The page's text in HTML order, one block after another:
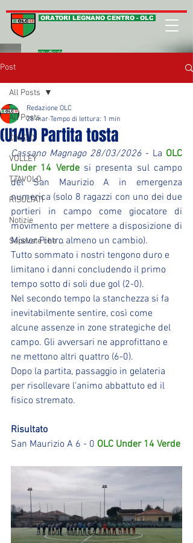
ORATORI LEGNANO CENTRO - OLC
sito ufficiale
Post
All Posts
CALCIO
VOLLEY
T.TAVOLO
RISULTATI
Notizie
Sapevate che ...
All Posts
(U14V) Partita tosta
Redazione OLC
28 mar Tempo di lettura: 1 min
Cassano Magnago 28/03/2026 - La OLC
Under 14 Verde si presenta sul campo
del San Maurizio A in emergenza
numerica (solo 8 ragazzi con uno dei due
portieri in campo come giocatore di
movimento per mettere a disposizione di
Mister Pietro almeno un cambio).
Tutto sommato i nostri tengono duro e
limitano i danni concludendo il primo
tempo sotto di soli due gol (2-0).
Nel secondo tempo la stanchezza si fa
inevitabilmente sentire, così come
alcune assenze in zone strategiche del
campo. Gli avversari ne approfittano e
ne mettono altri quattro (6-0).
Dopo la partita, passaggio in gelateria
per risollevare l'animo abbattuto ed il
fisico stremato.
Risultato
San Maurizio A 6 - 0 OLC Under 14 Verde